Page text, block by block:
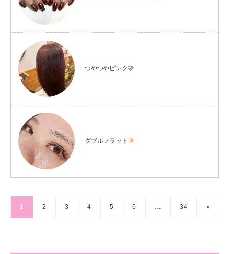
つやつやピンク🩷
ダブルフラット
1 2 3 4 5 6 … 34 »